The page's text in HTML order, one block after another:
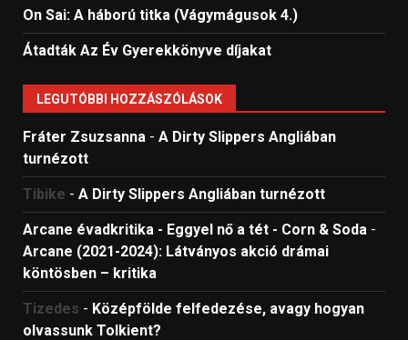
On Sai: A ​háború titka (Vágymágusok 4.)
Átadták Az Év Gyerekkönyve díjakat
LEGUTÓBBI HOZZÁSZÓLÁSOK
Fráter Zsuzsanna - A Dirty Slippers Angliában
turnézott
Tibike - A Dirty Slippers Angliában turnézott
Arcane évadkritika - Eggyel nő a tét - Corn & Soda -
Arcane (2021-2024): Látványos akció drámai
köntösben – kritika
Tizedes - Középfölde felfedezése, avagy hogyan
olvassunk Tolkient?